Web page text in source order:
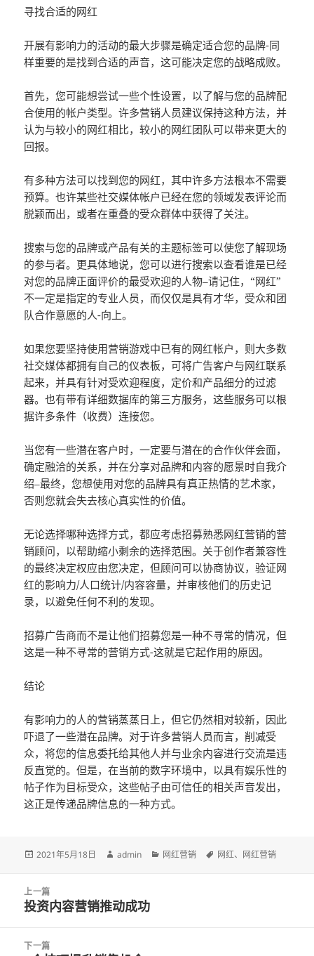
寻找合适的网红
开展有影响力的活动的最大步骤是确定适合您的品牌-同
样重要的是找到合适的声音，这可能决定您的战略成败。
首先，您可能想尝试一些个性设置，以了解与您的品牌配
合使用的帐户类型。许多营销人员建议保持这种方法，并
认为与较小的网红相比，较小的网红团队可以带来更大的
回报。
有多种方法可以找到您的网红，其中许多方法根本不需要
预算。也许某些社交媒体帐户已经在您的领域发表评论而
脱颖而出，或者在重叠的受众群体中获得了关注。
搜索与您的品牌或产品有关的主题标签可以使您了解现场
的参与者。更具体地说，您可以进行搜索以查看谁是已经
对您的品牌正面评价的最受欢迎的人物–请记住，“网红”
不一定是指定的专业人员，而仅仅是具有才华，受众和团
队合作意愿的人-向上。
如果您要坚持使用营销游戏中已有的网红帐户，则大多数
社交媒体都拥有自己的仪表板，可将广告客户与网红联系
起来，并具有针对受欢迎程度，定价和产品细分的过滤
器。也有带有详细数据库的第三方服务，这些服务可以根
据许多条件（收费）连接您。
当您有一些潜在客户时，一定要与潜在的合作伙伴会面，
确定融洽的关系，并在分享对品牌和内容的愿景时自我介
绍–最终，您想使用对您的品牌具有真正热情的艺术家，
否则您就会失去核心真实性的价值。
无论选择哪种选择方式，都应考虑招募熟悉网红营销的营
销顾问，以帮助缩小剩余的选择范围。关于创作者兼容性
的最终决定权应由您决定，但顾问可以协商协议，验证网
红的影响力/人口统计/内容容量，并审核他们的历史记
录，以避免任何不利的发现。
招募广告商而不是让他们招募您是一种不寻常的情况，但
这是一种不寻常的营销方式-这就是它起作用的原因。
结论
有影响力的人的营销蒸蒸日上，但它仍然相对较新，因此
吓退了一些潜在品牌。对于许多营销人员而言，削减受
众，将您的信息委托给其他人并与业余内容进行交流是违
反直觉的。但是，在当前的数字环境中，以具有娱乐性的
帖子作为目标受众，这些帖子由可信任的相关声音发出，
这正是传递品牌信息的一种方式。
发
2021年5月18日
作
admin
分
网红营销
标
网红、 网红营销
上一篇
上
文
投资内容营销推动成功
下一篇